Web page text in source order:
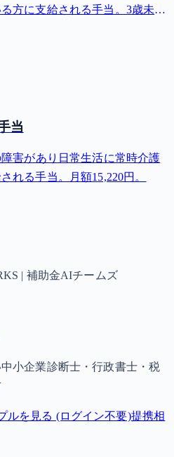
方に支給される手当。3歳未満
は月額10,000円。
当
害があり日常生活に常時介護
れる手当。月額15,220円。
| 補助金AIチームズ
小企業診断士・行政書士・税
ルを見る (ログイン不要)提携相